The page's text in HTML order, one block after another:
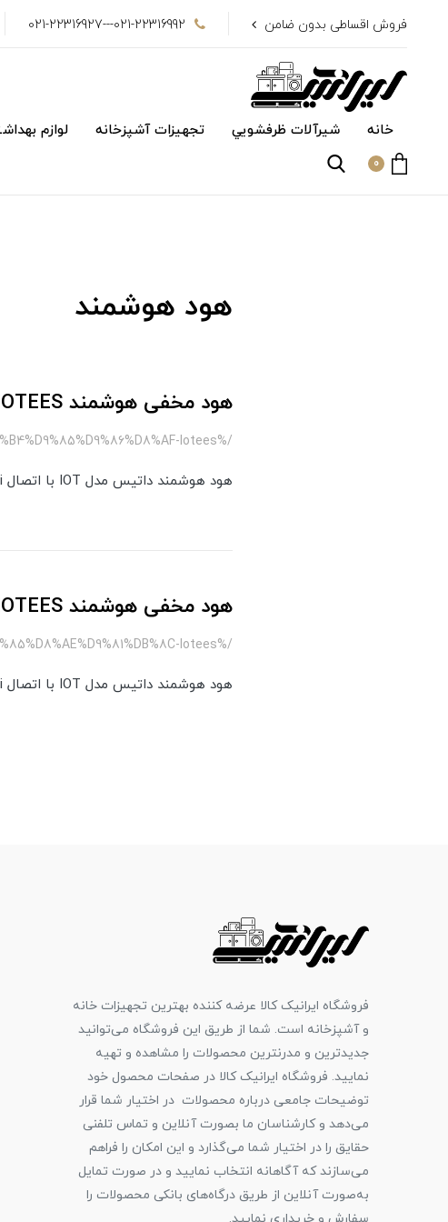
فروش اقساطی بدون ضامن 021-22316992---021-22316927
خانه شیرآلات ظرفشويي تجهیزات آشپزخانه لوازم
0
هود هوشمند
هود مخفی هوشمند IOTEES داتیس
/%D9%87%D9%88%D8%AF-%D9%87%D9%88%D8%B4%D9%85%D9%86%D8%AF-lotees
هود هوشمند داتیس مدل IOT با اتصال WiFi، سنسور اشاره دست، موتور توربو کم‌صدا و فیلتر سه‌لایه قابل‌شستشو طراحی شده است.
هود مخفی هوشمند IOTEES داتیس
/%D9%87%D9%88%D8%AF-%D9%85%D8%AE%D9%81%DB%8C-lotees
هود هوشمند داتیس مدل IOT با اتصال WiFi، سنسور اشاره دست، موتور توربو کم‌صدا و فیلتر سه‌لایه قابل‌شستشو طراحی شده است.
فروشگاه ایرانیک کالا عرضه کننده بهترین تجهیزات خانه
و آشپزخانه است. شما از طریق این فروشگاه می‌توانید
جدیدترین و مدرنترین محصولات را مشاهده و تهیه
نمایید. فروشگاه ایرانیک کالا در صفحات محصول خود
توضیحات جامعی درباره محصولات در اختیار شما قرار
می‌دهد و کارشناسان ما بصورت آنلاین و تماس تلفنی
حقایق را در اختیار شما می‌گذارد و این امکان را فراهم
می‌سازند که آگاهانه انتخاب نمایید و در صورت تمایل
به‌صورت آنلاین از طریق درگاه‌های بانکی محصولات را